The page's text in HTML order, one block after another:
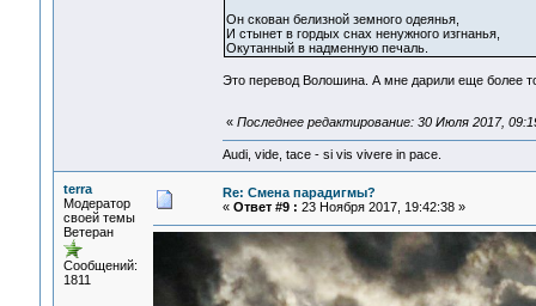
Он скован белизной земного одеянья,
И стынет в гордых снах ненужного изгнанья,
Окутанный в надменную печаль.
Это перевод Волошина. А мне дарили еще более
« Последнее редактирование: 30 Июля 2017,
Audi, vide, tace - si vis vivere in pace.
terra
Модератор
своей темы
Ветеран
Сообщений:
1811
Re: Смена парадигмы?
« Ответ #9 : 23 Ноября 2017, 19:42:38 »